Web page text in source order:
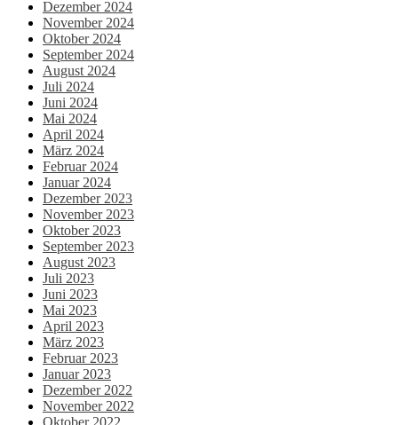
Dezember 2024
November 2024
Oktober 2024
September 2024
August 2024
Juli 2024
Juni 2024
Mai 2024
April 2024
März 2024
Februar 2024
Januar 2024
Dezember 2023
November 2023
Oktober 2023
September 2023
August 2023
Juli 2023
Juni 2023
Mai 2023
April 2023
März 2023
Februar 2023
Januar 2023
Dezember 2022
November 2022
Oktober 2022